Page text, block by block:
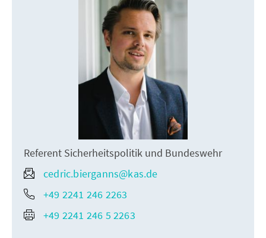
Referent Sicherheitspolitik und Bundeswehr
cedric.bierganns@kas.de
+49 2241 246 2263
+49 2241 246 5 2263